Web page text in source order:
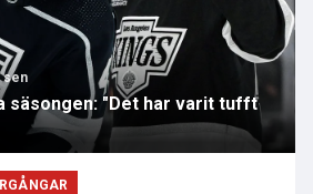
sen
säsongen: "Det har varit tufft